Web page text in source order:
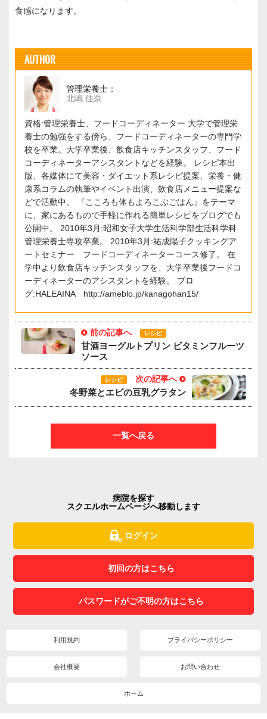
食感になります。
AUTHOR
管理栄養士：
北嶋 佳奈
資格:管理栄養士、フードコーディネーター 大学で管理栄
養士の勉強をする傍ら、フードコーディネーターの専門学
校を卒業。大学卒業後、飲食店キッチンスタッフ、フード
コーディネーターアシスタントなどを経験。 レシピ本出
版、各媒体にて美容・ダイエット系レシピ提案、栄養・健
康系コラムの執筆やイベント出演、飲食店メニュー提案な
どで活動中。 『こころも体もよろこぶごはん』をテーマ
に、家にあるもので手軽に作れる簡単レシピをブログでも
公開中。 2010年3月:昭和女子大学生活科学部生活科学科
管理栄養士専攻卒業。 2010年3月:祐成陽子クッキングア
ートセミナー フードコーディネーターコース修了。 在
学中より飲食店キッチンスタッフを、大学卒業後フードコ
ーディネーターのアシスタントを経験。 ブロ
グ:HALEAINA http://ameblo.jp/kanagohan15/
前の記事へ レシピ
甘酒ヨーグルトプリン ビタミンフルーツ
ソース
レシピ 次の記事へ
冬野菜とエビの豆乳グラタン
一覧へ戻る
病院を探す
スクエルホームページへ移動します
ログイン
初回の方はこちら
パスワードがご不明の方はこちら
利用規約 プライバシーポリシー
会社概要 お問い合わせ
ホーム